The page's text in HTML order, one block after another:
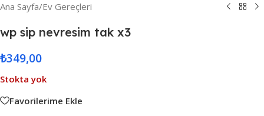
Ana Sayfa/Ev Gereçleri
wp sip nevresim tak x3
₺349,00
Stokta yok
Favorilerime Ekle